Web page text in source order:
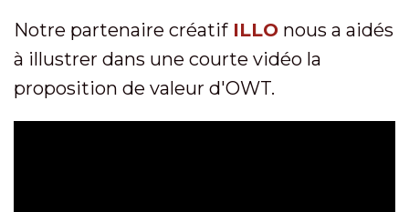
Notre partenaire créatif ILLO nous a aidés
à illustrer dans une courte vidéo la
proposition de valeur d'OWT.